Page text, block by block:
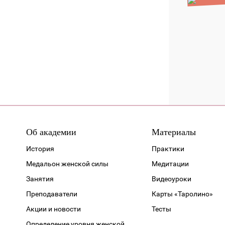
Об академии
История
Медальон женской силы
Занятия
Преподаватели
Акции и новости
Материалы
Практики
Медитации
Видеоуроки
Карты «Таролино»
Тесты